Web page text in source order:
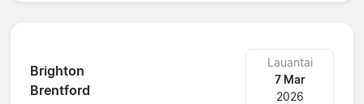
Brighton
Brentford
Lauantai
7 Mar
2026